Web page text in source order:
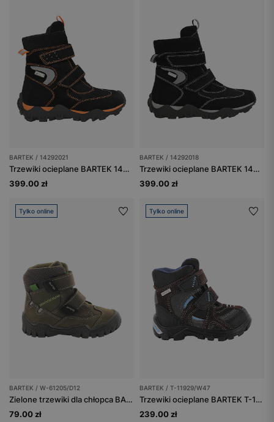
BARTEK / 14292021
Trzewiki ocieplane BARTEK 14292021, czarno-pomarańczowe
399.00 zł
BARTEK / 14292018
Trzewiki ocieplane BARTEK 14292018, czarno-szary
399.00 zł
Tylko online
BARTEK / W-61205/D12
Zielone trzewiki dla chłopca BARTEK W-61205/D12
79.00 zł
Tylko online
BARTEK / T-11929/W47
Trzewiki ocieplane BARTEK T-11929/W47, brązowo-szary
239.00 zł